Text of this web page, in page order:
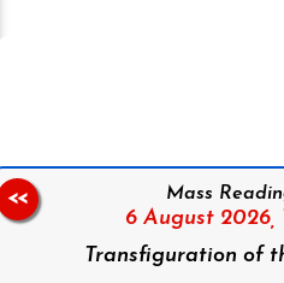
Mass
6 August 2026,
Transfiguration of
<<